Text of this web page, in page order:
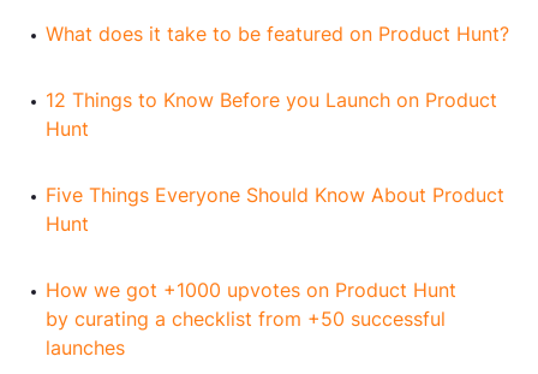
What does it take to be featured on Product Hunt?
12 Things to Know Before you Launch on Product
Hunt
Five Things Everyone Should Know About Product
Hunt
How we got +1000 upvotes on Product Hunt
by curating a checklist from +50 successful
launches